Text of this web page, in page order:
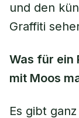
und den
Graffiti
Was für ein
mit Moos
Es gibt